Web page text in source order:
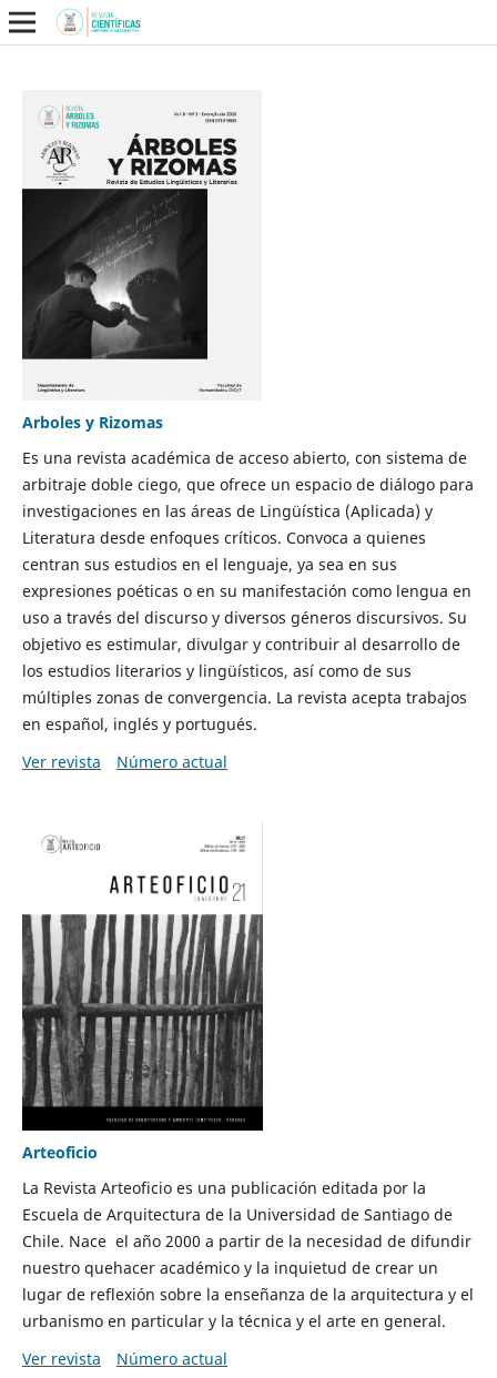
Arboles y Rizomas
Es una revista académica de acceso abierto, con sistema de
arbitraje doble ciego, que ofrece un espacio de diálogo para
investigaciones en las áreas de Lingüística (Aplicada) y
Literatura desde enfoques críticos. Convoca a quienes
centran sus estudios en el lenguaje, ya sea en sus
expresiones poéticas o en su manifestación como lengua en
uso a través del discurso y diversos géneros discursivos. Su
objetivo es estimular, divulgar y contribuir al desarrollo de
los estudios literarios y lingüísticos, así como de sus
múltiples zonas de convergencia. La revista acepta trabajos
en español, inglés y portugués.
Ver revista
Número actual
Arteoficio
La Revista Arteoficio es una publicación editada por la
Escuela de Arquitectura de la Universidad de Santiago de
Chile. Nace el año 2000 a partir de la necesidad de difundir
nuestro quehacer académico y la inquietud de crear un
lugar de reflexión sobre la enseñanza de la arquitectura y el
urbanismo en particular y la técnica y el arte en general.
Ver revista
Número actual